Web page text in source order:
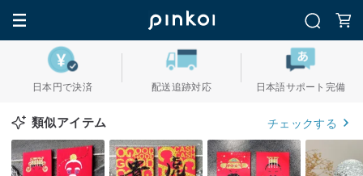
日本円で決済 配送追跡対応 日本語サポート完備
類似アイテム チェックする